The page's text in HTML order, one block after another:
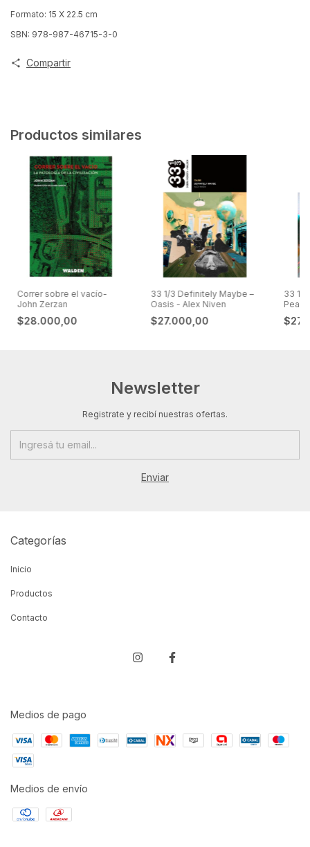
Formato: 15 X 22.5 cm
SBN: 978-987-46715-3-0
Compartir
Productos similares
Correr sobre el vacío-
John Zerzan
$28.000,00
33 1/3 Definitely Maybe –
Oasis - Alex Niven
$27.000,00
33 1/
Newsletter
Registrate y recibí nuestras ofertas.
Categorías
Inicio
Productos
Contacto
Medios de pago
Medios de envío